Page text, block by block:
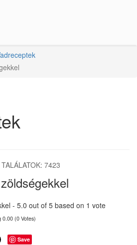
TALÁLATOK: 7423
- 5.0 out of 5 based on 1 vote
0.00 (0 Votes)
Save